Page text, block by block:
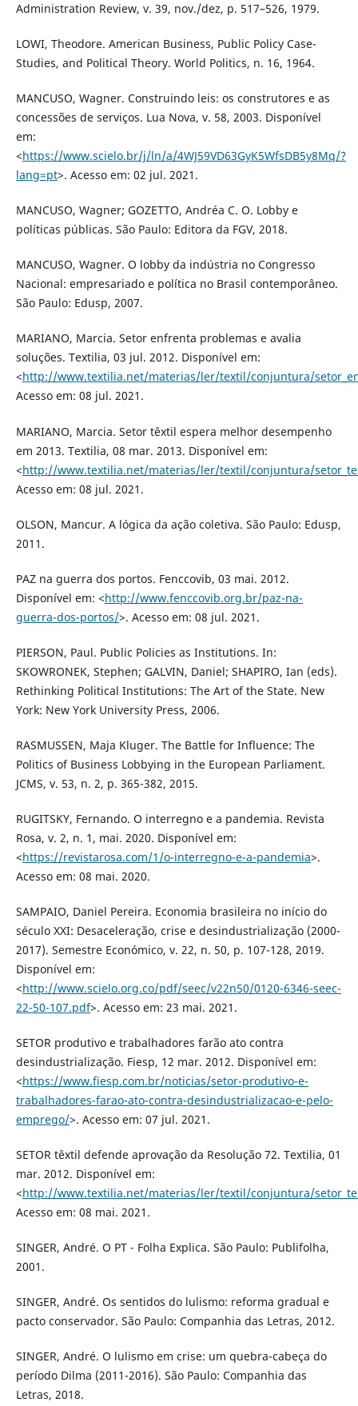
Administration Review, v. 39, nov./dez, p. 517–526, 1979.
LOWI, Theodore. American Business, Public Policy Case-
Studies, and Political Theory. World Politics, n. 16, 1964.
MANCUSO, Wagner. Construindo leis: os construtores e as
concessões de serviços. Lua Nova, v. 58, 2003. Disponível
em:
<https://www.scielo.br/j/ln/a/4WJ59VD63GyK5WfsDB5y8Mq/?
lang=pt>. Acesso em: 02 jul. 2021.
MANCUSO, Wagner; GOZETTO, Andréa C. O. Lobby e
políticas públicas. São Paulo: Editora da FGV, 2018.
MANCUSO, Wagner. O lobby da indústria no Congresso
Nacional: empresariado e política no Brasil contemporâneo.
São Paulo: Edusp, 2007.
MARIANO, Marcia. Setor enfrenta problemas e avalia
soluções. Textilia, 03 jul. 2012. Disponível em:
<http://www.textilia.net/materias/ler/textil/conjuntura/
Acesso em: 08 jul. 2021.
MARIANO, Marcia. Setor têxtil espera melhor desempenho
em 2013. Textilia, 08 mar. 2013. Disponível em:
<http://www.textilia.net/materias/ler/textil/conjuntura/
Acesso em: 08 jul. 2021.
OLSON, Mancur. A lógica da ação coletiva. São Paulo: Edusp,
2011.
PAZ na guerra dos portos. Fenccovib, 03 mai. 2012.
Disponível em: <http://www.fenccovib.org.br/paz-na-
guerra-dos-portos/>. Acesso em: 08 jul. 2021.
PIERSON, Paul. Public Policies as Institutions. In:
SKOWRONEK, Stephen; GALVIN, Daniel; SHAPIRO, Ian (eds).
Rethinking Political Institutions: The Art of the State. New
York: New York University Press, 2006.
RASMUSSEN, Maja Kluger. The Battle for Influence: The
Politics of Business Lobbying in the European Parliament.
JCMS, v. 53, n. 2, p. 365-382, 2015.
RUGITSKY, Fernando. O interregno e a pandemia. Revista
Rosa, v. 2, n. 1, mai. 2020. Disponível em:
<https://revistarosa.com/1/o-interregno-e-a-pandemia>.
Acesso em: 08 mai. 2020.
SAMPAIO, Daniel Pereira. Economia brasileira no início do
século XXI: Desaceleração, crise e desindustrialização (2000-
2017). Semestre Económico, v. 22, n. 50, p. 107-128, 2019.
Disponível em:
<http://www.scielo.org.co/pdf/seec/v22n50/0120-6346-seec-
22-50-107.pdf>. Acesso em: 23 mai. 2021.
SETOR produtivo e trabalhadores farão ato contra
desindustrialização. Fiesp, 12 mar. 2012. Disponível em:
<https://www.fiesp.com.br/noticias/setor-produtivo-e-
trabalhadores-farao-ato-contra-desindustrializacao-e-pelo-
emprego/>. Acesso em: 07 jul. 2021.
SETOR têxtil defende aprovação da Resolução 72. Textilia, 01
mar. 2012. Disponível em:
<http://www.textilia.net/materias/ler/textil/conjuntura/
Acesso em: 08 mai. 2021.
SINGER, André. O PT - Folha Explica. São Paulo: Publifolha,
2001.
SINGER, André. Os sentidos do lulismo: reforma gradual e
pacto conservador. São Paulo: Companhia das Letras, 2012.
SINGER, André. O lulismo em crise: um quebra-cabeça do
período Dilma (2011-2016). São Paulo: Companhia das
Letras, 2018.